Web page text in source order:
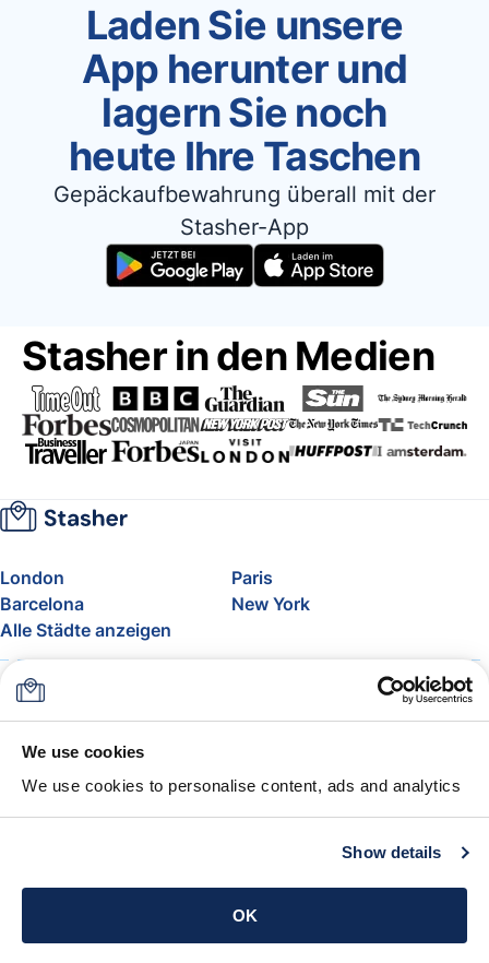
We use cookies
We use cookies to personalise content, ads and analytics
Show details
OK
Laden Sie unsere
App herunter und
lagern Sie noch
heute Ihre Taschen
Gepäckaufbewahrung überall mit der
Stasher-App
Stasher in den Medien
London
Paris
Barcelona
New York
Alle Städte anzeigen
Über uns
FAQ
Support
Blog
Freigepäck bei Airlines
Die Stasher-Garantie
AGB
App holen